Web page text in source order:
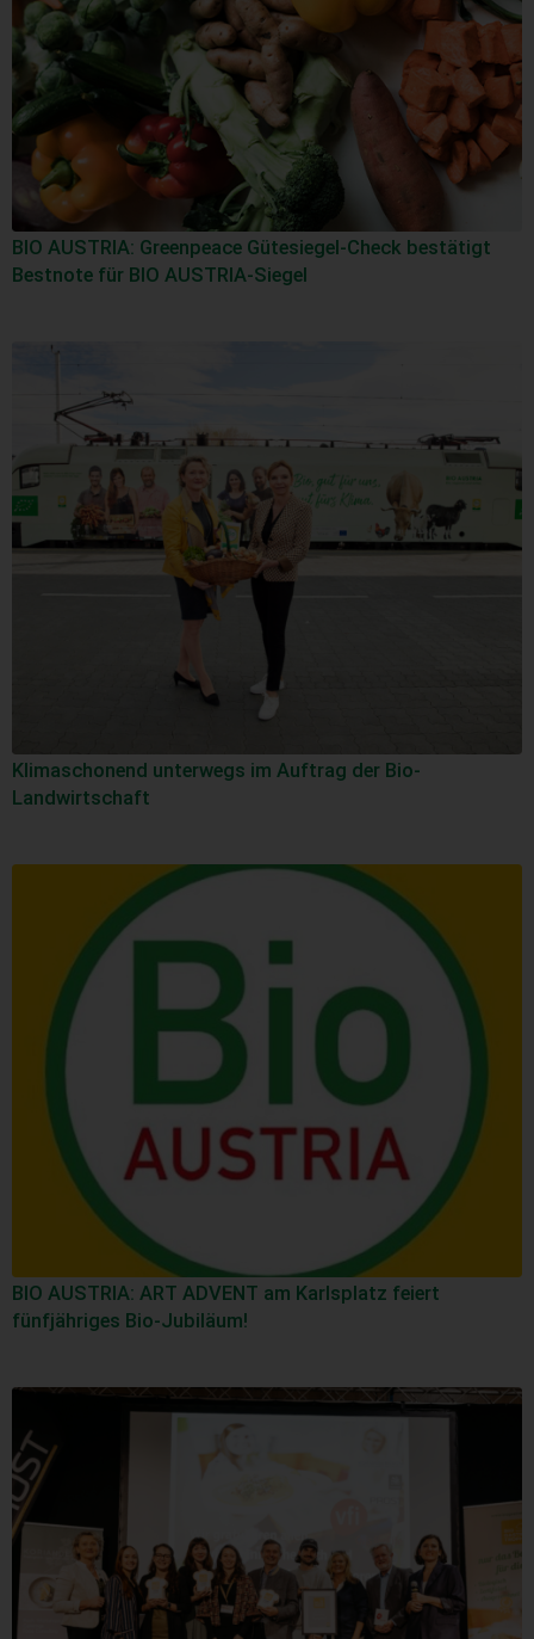
BIO AUSTRIA: Greenpeace Gütesiegel-Check bestätigt
Bestnote für BIO AUSTRIA-Siegel
Klimaschonend unterwegs im Auftrag der Bio-
Landwirtschaft
BIO AUSTRIA: ART ADVENT am Karlsplatz feiert
fünfjähriges Bio-Jubiläum!